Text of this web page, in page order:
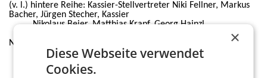
(v. l.) hintere Reihe: Kassier-Stellvertreter Niki Fellner, Markus
Bacher, Jürgen Stecher, Kassier
Nikolaus Beier, Matthias Krapf, Georg Hainzl
Nicht im Bild Vizepräsident Mirko Popofsits, Georg Burtscher
×
Diese Webseite verwendet
Cookies.